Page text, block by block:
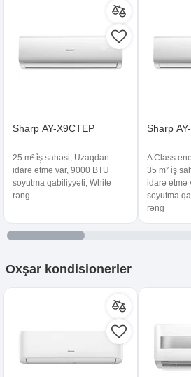
Sharp AY-X9CTEP
25 m² i̇ş sahəsi, Uzaqdan
idarə etmə var, 9000 BTU
soyutma qabiliyyəti, White
rəng
Sharp
A Class
35 m² i̇ş
idarə etmə
soyutma
rəng
Oxşar kondisionerler